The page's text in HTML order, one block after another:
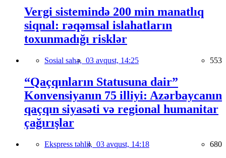
Vergi sistemində 200 min manatlıq
siqnal: rəqəmsal islahatların
toxunmadığı risklər
Sosial sahə, 03 avqust, 14:25 553
“Qaçqınların Statusuna dair”
Konvensiyanın 75 illiyi: Azərbaycanın
qaçqın siyasəti və regional humanitar
çağırışlar
Ekspress təhlil, 03 avqust, 14:18 680